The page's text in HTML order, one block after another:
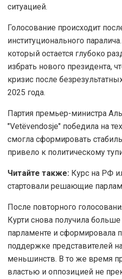
ситуацией.
Голосование происходит
институционального
который остается глубоко
избрать нового президента,
кризис после
2025 года.
Партия премьер-министра
"Vetëvendosje" победила на
смогла сформировать
привело к политическому
Читайте также: Курс на РФ
стартовали решающие
После повторного
Курти снова получила
парламенте и сформировала
поддержке представителей
меньшинств. В то же время
властью и оппозицией не